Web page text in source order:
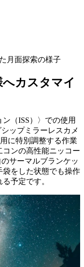
月面探索の様子
へカスタマイ
（ISS）〉での使用
ップミラーレスカメ
に特別調整する作業
ンの高性能ニッコー
サーマルブランケッ
袋をした状態でも操作
予定です。